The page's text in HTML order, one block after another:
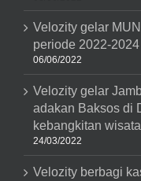
Velozity gelar
periode 2022-2024
06/06/2022
Velozity gelar
adakan Baksos di
kebangkitan
24/03/2022
Velozity berbagi